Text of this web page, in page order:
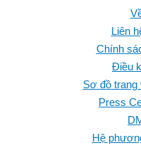
Liên
Chính
Điều
Sơ đồ trang
Press
Hệ